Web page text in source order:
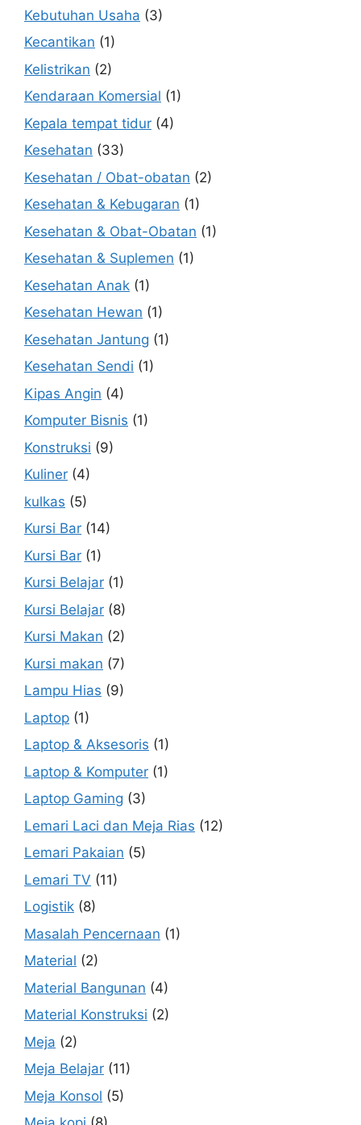
Kebutuhan Usaha (3)
Kecantikan (1)
Kelistrikan (2)
Kendaraan Komersial (1)
Kepala tempat tidur (4)
Kesehatan (33)
Kesehatan / Obat-obatan (2)
Kesehatan & Kebugaran (1)
Kesehatan & Obat-Obatan (1)
Kesehatan & Suplemen (1)
Kesehatan Anak (1)
Kesehatan Hewan (1)
Kesehatan Jantung (1)
Kesehatan Sendi (1)
Kipas Angin (4)
Komputer Bisnis (1)
Konstruksi (9)
Kuliner (4)
kulkas (5)
Kursi Bar (14)
Kursi Bar (1)
Kursi Belajar (1)
Kursi Belajar (8)
Kursi Makan (2)
Kursi makan (7)
Lampu Hias (9)
Laptop (1)
Laptop & Aksesoris (1)
Laptop & Komputer (1)
Laptop Gaming (3)
Lemari Laci dan Meja Rias (12)
Lemari Pakaian (5)
Lemari TV (11)
Logistik (8)
Masalah Pencernaan (1)
Material (2)
Material Bangunan (4)
Material Konstruksi (2)
Meja (2)
Meja Belajar (11)
Meja Konsol (5)